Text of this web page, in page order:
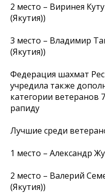
2 место – Виринея
(Якутия))
3 место – Владимир
(Якутия))
Федерация шахмат
учредила также
категории ветеранов
рапиду
Лучшие среди
1 место – Александр
2 место – Валерий
(Якутия))